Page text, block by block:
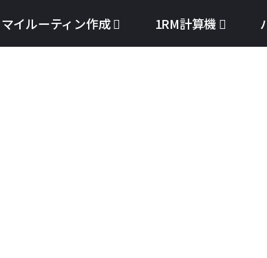
マイルーティン作成 1RM計算機